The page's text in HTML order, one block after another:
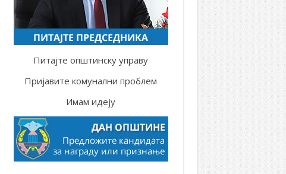
Питајте општинску управу
Пријавите комунални проблем
Имам идеју